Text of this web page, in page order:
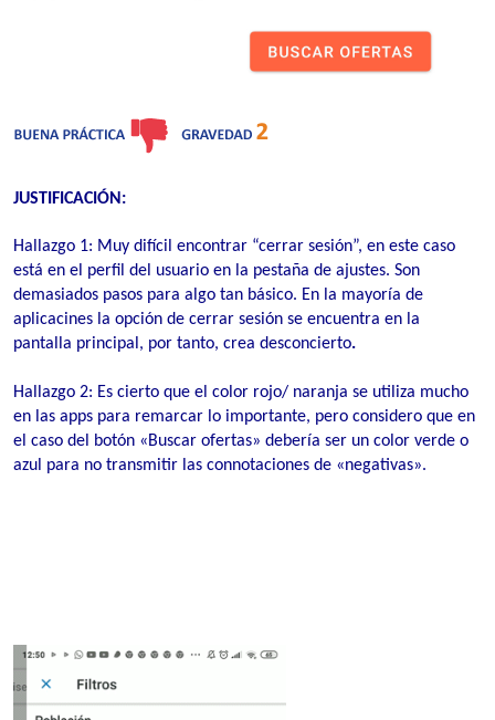
JUSTIFICACIÓN:
Hallazgo 1: Muy difícil encontrar “cerrar sesión”, en este caso
está en el perfil del usuario en la pestaña de ajustes. Son
demasiados pasos para algo tan básico. En la mayoría de
aplicacines la opción de cerrar sesión se encuentra en la
pantalla principal, por tanto, crea desconcierto.
Hallazgo 2: Es cierto que el color rojo/ naranja se utiliza mucho
en las apps para remarcar lo importante, pero considero que en
el caso del botón «Buscar ofertas» debería ser un color verde o
azul para no transmitir las connotaciones de «negativas».